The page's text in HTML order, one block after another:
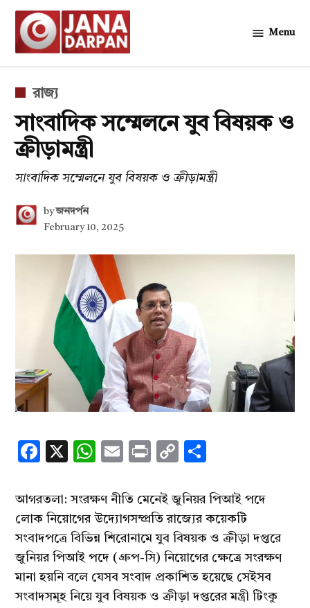
Skip
content
Menu
POSTED
IN
রাজ্য
সাংবাদিক সম্মেলনে যুব বিষয়ক ও
ক্রীড়ামন্ত্রী
সাংবাদিক সম্মেলনে যুব বিষয়ক ও ক্রীড়ামন্ত্রী
by জনদর্পন
February 10, 2025
Facebook
X WhatsApp
EmailPrintCopy
আগরতলা: সংরক্ষণ নীতি মেনেই জুনিয়র পিআই পদে
লোক নিয়োগের উদ্যোগসম্প্রতি রাজ্যের কয়েকটি
সংবাদপত্রে বিভিন্ন শিরোনামে যুব বিষয়ক ও ক্রীড়া দপ্তরে
জুনিয়র পিআই পদে (গ্রুপ-সি) নিয়োগের ক্ষেত্রে সংরক্ষণ
মানা হয়নি বলে যেসব সংবাদ প্রকাশিত হয়েছে সেইসব
সংবাদসমূহ নিয়ে যুব বিষয়ক ও ক্রীড়া দপ্তরের মন্ত্রী টিংকু